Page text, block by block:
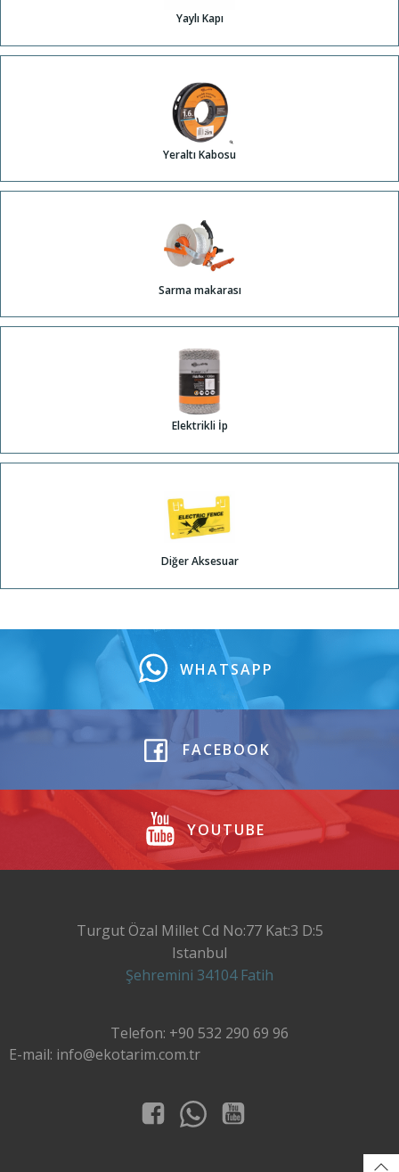
Yaylı Kapı
Yeraltı Kabosu
Sarma makarası
Elektrikli İp
Diğer Aksesuar
WHATSAPP
FACEBOOK
YOUTUBE
Turgut Özal Millet Cd No:77 Kat:3 D:5
Istanbul
Şehremini 34104 Fatih
Telefon: +90 532 290 69 96
E-mail: info@ekotarim.com.tr